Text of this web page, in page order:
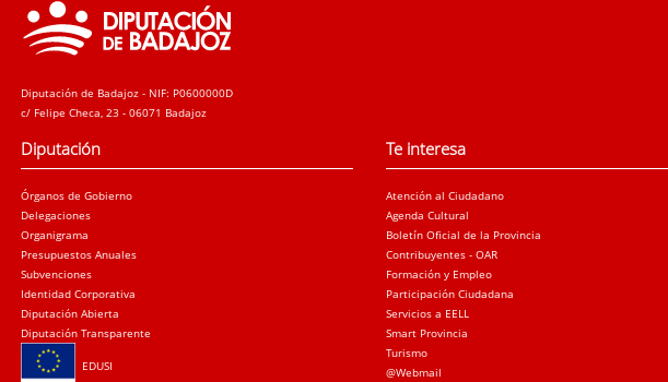
Diputación de Badajoz - NIF: P0600000D
c/ Felipe Checa, 23 - 06071 Badajoz
Diputación
Órganos de Gobierno
Delegaciones
Organigrama
Presupuestos Anuales
Subvenciones
Identidad Corporativa
Diputación Abierta
Diputación Transparente
EDUSI
Te interesa
Atención al Ciudadano
Agenda Cultural
Boletín Oficial de la Provincia
Contribuyentes - OAR
Formación y Empleo
Participación Ciudadana
Servicios a EELL
Smart Provincia
Turismo
@Webmail